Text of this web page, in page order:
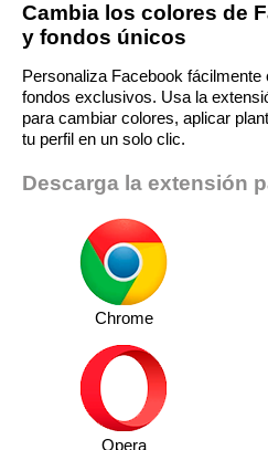
Cambia los colores de
y fondos únicos
Personaliza Facebook
fondos exclusivos. Usa la
para cambiar colores, aplicar
tu perfil en un solo clic.
Descarga la extensión
Chrome
Opera